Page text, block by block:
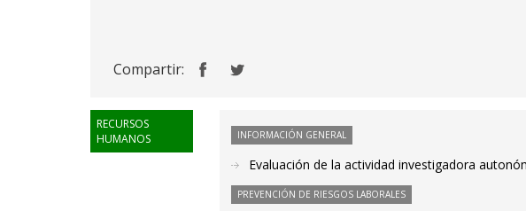
Compartir:
RECURSOS
HUMANOS
INFORMACIÓN GENERAL
Evaluación de la actividad investigadora
PREVENCIÓN DE RIESGOS LABORALES